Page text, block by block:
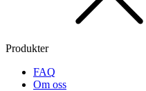
Produkter
FAQ
Om oss